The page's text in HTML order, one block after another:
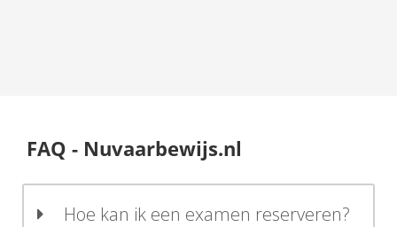
FAQ - Nuvaarbewijs.nl
Hoe kan ik een examen reserveren?